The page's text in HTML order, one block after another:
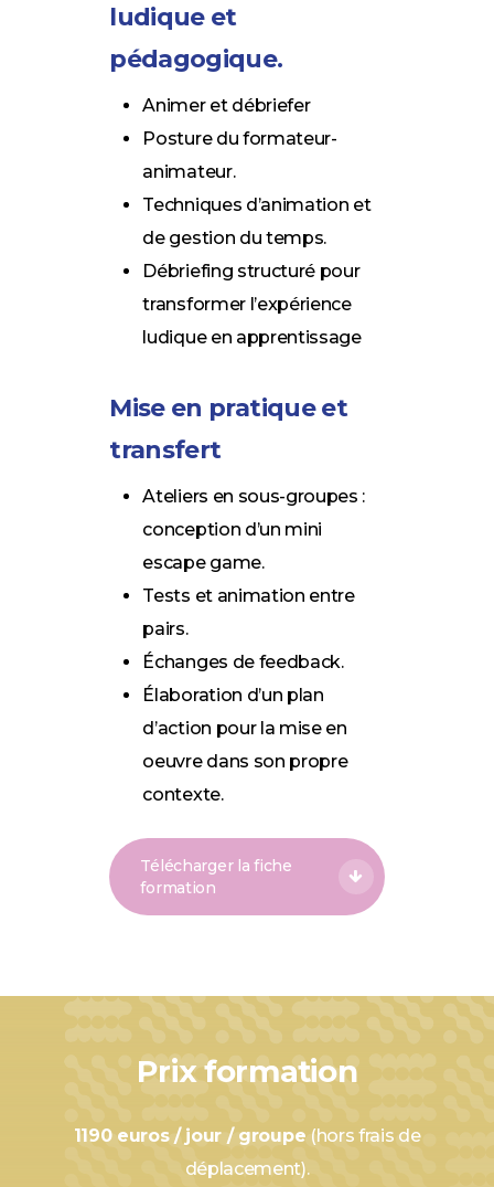
ludique et
pédagogique.
Animer et débriefer
Posture du formateur-
animateur.
Techniques d’animation et
de gestion du temps.
Débriefing structuré pour
transformer l’expérience
ludique en apprentissage
Mise en pratique et
transfert
Ateliers en sous-groupes :
conception d’un mini
escape game.
Tests et animation entre
pairs.
Échanges de feedback.
Élaboration d’un plan
d’action pour la mise en
oeuvre dans son propre
contexte.
Télécharger la fiche
formation
Prix formation
1190 euros / jour / groupe (hors frais de
déplacement).